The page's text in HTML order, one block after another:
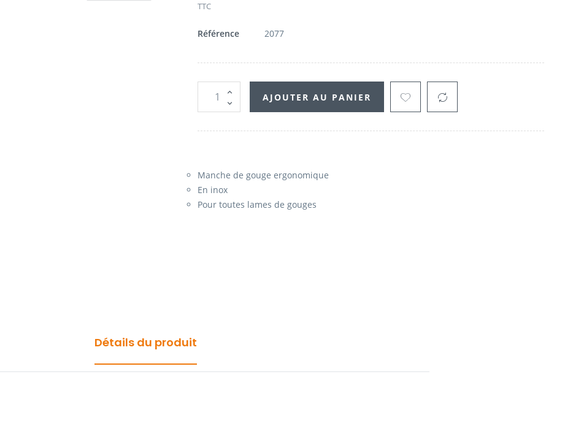
TTC
Référence 2077
AJOUTER AU PANIER
Manche de gouge ergonomique
En inox
Pour toutes lames de gouges
Détails du produit